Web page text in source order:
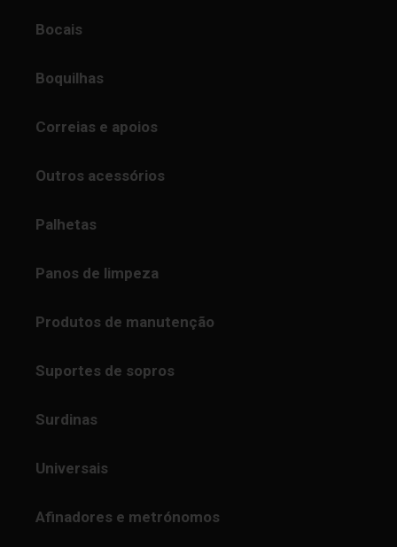
Bocais
Boquilhas
Correias e apoios
Outros acessórios
Palhetas
Panos de limpeza
Produtos de manutenção
Suportes de sopros
Surdinas
Universais
Afinadores e metrónomos